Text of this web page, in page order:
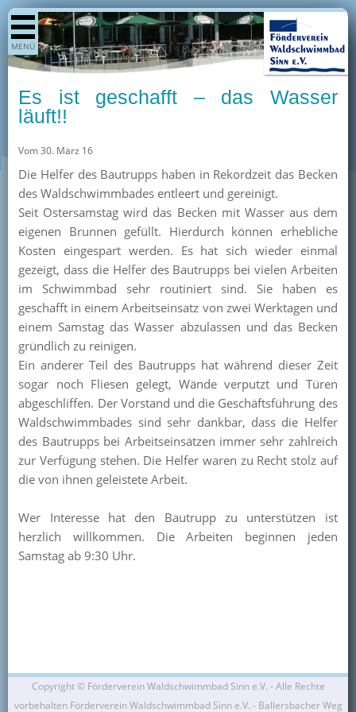
MENÜ
Shop
Aktuelles
Termine
/ Preise
Kurse
Kioskangebote
Unterstützer
Team
Pressearchiv
Mitglied werden
Es ist geschafft – das Wasser
läuft!!
Vom 30. März 16
Die Helfer des Bautrupps haben in Rekordzeit das Becken
des Waldschwimmbades entleert und gereinigt.
Seit Ostersamstag wird das Becken mit Wasser aus dem
eigenen Brunnen gefüllt. Hierdurch können erhebliche
Kosten eingespart werden. Es hat sich wieder einmal
gezeigt, dass die Helfer des Bautrupps bei vielen Arbeiten
im Schwimmbad sehr routiniert sind. Sie haben es
geschafft in einem Arbeitseinsatz von zwei Werktagen und
einem Samstag das Wasser abzulassen und das Becken
gründlich zu reinigen.
Ein anderer Teil des Bautrupps hat während dieser Zeit
sogar noch Fliesen gelegt, Wände verputzt und Türen
abgeschliffen. Der Vorstand und die Geschäftsführung des
Waldschwimmbades sind sehr dankbar, dass die Helfer
des Bautrupps bei Arbeitseinsätzen immer sehr zahlreich
zur Verfügung stehen. Die Helfer waren zu Recht stolz auf
die von ihnen geleistete Arbeit.
Wer Interesse hat den Bautrupp zu unterstützen ist
herzlich willkommen. Die Arbeiten beginnen jeden
Samstag ab 9:30 Uhr.
Copyright © Förderverein Waldschwimmbad Sinn e.V. - Alle Rechte
vorbehalten Förderverein Waldschwimmbad Sinn e.V. - Ballersbacher Weg